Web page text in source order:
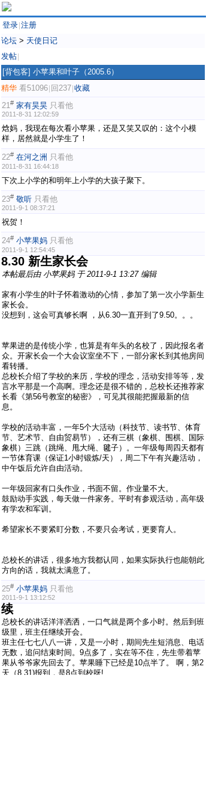
登录 注册
论坛 > 天使日记
发帖
[背包客] 小苹果和叶子（2005.6）
精华 看51096 回237 收藏
21# 家有昊昊 只看他
2011-8-31 12:02:59
焓妈，我现在每次看小苹果，还是又笑又叹的：这个小模
样，居然就是小学生了！
22# 在河之洲 只看他
2011-8-31 16:44:18
下次上小学的和明年上小学的大孩子聚下。
23# 敬听 只看他
2011-9-1 08:37:21
祝贺！
24# 小苹果妈 只看他
2011-9-1 12:54:45
8.30 新生家长会
本帖最后由 小苹果妈 于 2011-9-1 13:27 编辑
家有小学生的叶子怀着激动的心情，参加了第一次小学新生
家长会。
没想到，这会可真够长啊 ，从6.30一直开到了9.50。。。
苹果进的是传统小学，也算是有年头的名校了，因此报名者
众。开家长会一个大会议室坐不下，一部分家长到其他房间
看转播。
总校长介绍了学校的来历，学校的理念，活动安排等等，发
言水平那是一个高啊。理念还是很不错的，总校长还推荐家
长看《第56号教室的秘密》，可见其很能把握最新的信
息。
学校的活动丰富，一年5个大活动（科技节、读书节、体育
节、艺术节、自由贸易节），还有三棋（象棋、围棋、国际
象棋）三跳（跳绳、甩大绳、毽子）。一年级每周四天都有
一节体育课（保证1小时锻炼/天），周二下午有兴趣活动，
中午饭后允许自由活动。
一年级回家有口头作业，书面不留。作业量不大。
鼓励动手实践，每天做一件家务。平时有参观活动，高年级
有学农和军训。
希望家长不要紧盯分数，不要只会考试，更要育人。
总校长的讲话，很多地方我都认同，如果实际执行也能朝此
方向的话，我就太满意了。
25# 小苹果妈 只看他
2011-9-1 13:12:52
续
总校长的讲话洋洋洒洒，一口气就是两个多小时。然后到班
级里，班主任继续开会。
班主任七七八八一讲，又是一小时，期间先生短消息、电话
无数，追问结束时间。9点多了，实在等不住，先生带着苹
果从爷爷家先回去了。苹果睡下已经是10点半了。 啊，第2
天（8.31)报到，是8点到校呀!